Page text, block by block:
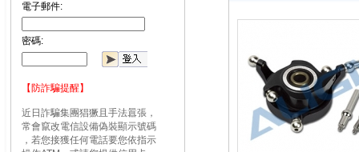
電子郵件:
密碼:
【防詐騙提醒】
近日詐騙集團猖獗且手法囂張，
常會竄改電信設備偽裝顯示號碼
，若您接獲任何電話要您依指示